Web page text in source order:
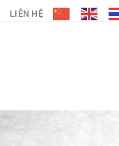
LIÊN HỆ